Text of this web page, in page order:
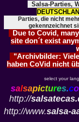
Salsa-Parties,
Parties, die nicht
gekennzeichnet
Due to Covid,
site don´t exist
"Archivbilder:
haben CoVid nicht
select your
salsapictures.co
http://
http://www.salsa-